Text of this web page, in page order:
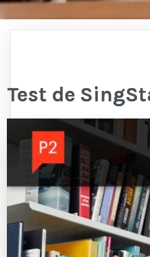
Test de